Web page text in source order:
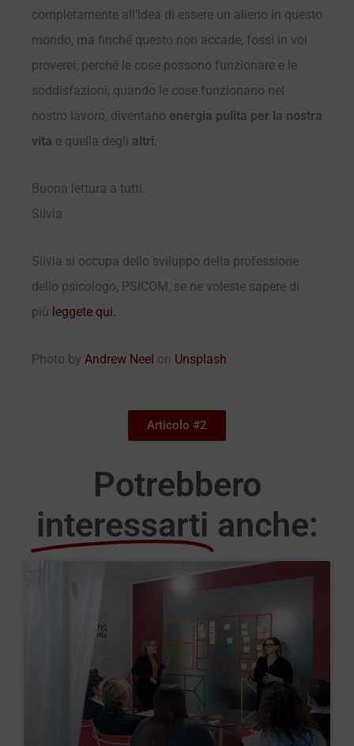
completamente all’idea di essere un alieno in questo
mondo, ma finché questo non accade, fossi in voi
proverei, perché le cose possono funzionare e le
soddisfazioni, quando le cose funzionano nel
nostro lavoro, diventano energia pulita per la nostra
vita e quella degli altri
Buona lettura a tutti.
Silvia
Silvia si occupa dello sviluppo della professione
dello psicologo, PSICOM, se ne voleste sapere di
più leggete qui.
Photo by Andrew Neel on Unsplash
Articolo #2
Potrebbero
interessarti anche: